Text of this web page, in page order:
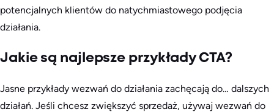
potencjalnych klientów do natychmiastowego podjęcia
działania.
Jakie są najlepsze przykłady CTA?
Jasne przykłady wezwań do działania zachęcają do… dalszych
działań. Jeśli chcesz zwiększyć sprzedaż, używaj wezwań do